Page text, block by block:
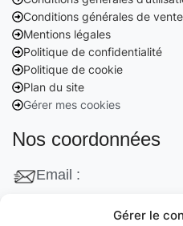
Gérer le
Conditions générales de vente
Mentions légales
Politique de confidentialité
Politique de cookie
Plan du site
Gérer mes cookies
Nos coordonnées
Email :